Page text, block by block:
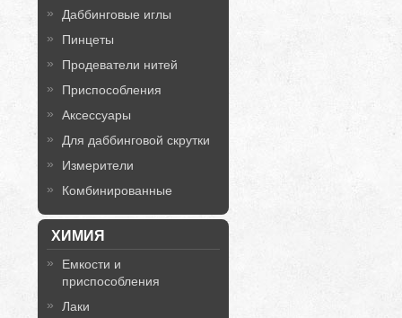
Даббинговые иглы
Пинцеты
Продеватели нитей
Приспособления
Аксессуары
Для даббинговой скрутки
Измерители
Комбинированные
ХИМИЯ
Емкости и
приспособления
Лаки